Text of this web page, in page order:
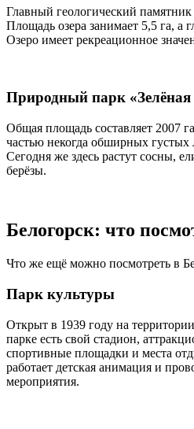
Главный геологический памятник
Площадь озера занимает 5,5 га, а
Озеро имеет рекреационное
Природный парк «Зелёная
Общая площадь составляет 2007
частью некогда обширных густых
Сегодня же здесь растут сосны,
берёзы.
Белогорск: что
Что же ещё можно посмотреть в
Парк культуры
Открыт в 1939 году на
парке есть свой стадион,
спортивные площадки и места
работает детская анимация и
мероприятия.